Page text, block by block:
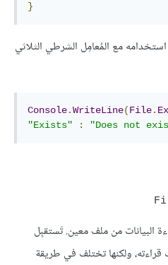
}
مع المُعامِل الشرطي الثلاثي
Console.WriteLine(File.
"Exists"
: "Does not
البيانات من ملف معين. تَستقبِل
قراءته، ولكنها تختلف في طريقة